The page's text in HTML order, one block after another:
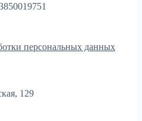
персональных данных
129